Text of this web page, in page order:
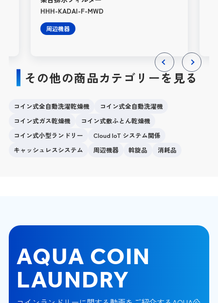
Previous
HHH-KADAI-F-MWD
周辺機器
Next
その他の商品カテゴリーを見る
コイン式全自動洗濯乾燥機
コイン式全自動洗濯機
コイン式ガス乾燥機
コイン式敷ふとん乾燥機
コイン式小型ランドリー
Cloud IoT システム関係
キャッシュレスシステム
周辺機器 斡旋品 消耗品
AQUA COIN
LAUNDRY